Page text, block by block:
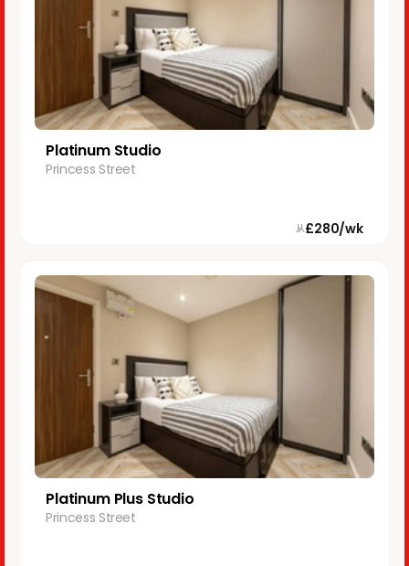
Platinum Studio
Princess Street
从£280/wk
Platinum Plus Studio
Princess Street